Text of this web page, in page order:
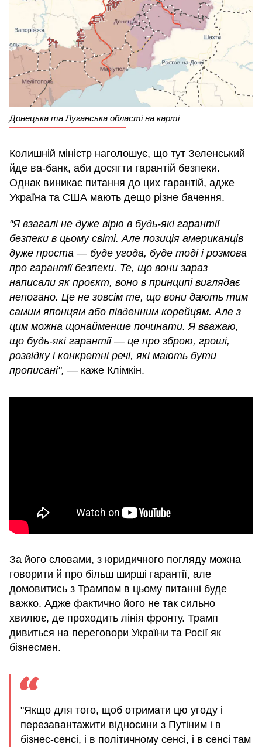
Донецька та Луганська області на карті
Колишній міністр наголошує, що тут Зеленський
йде ва-банк, аби досягти гарантій безпеки.
Однак виникає питання до цих гарантій, адже
Україна та США мають дещо різне бачення.
"Я взагалі не дуже вірю в будь-які гарантії
безпеки в цьому світі. Але позиція американців
дуже проста — буде угода, буде тоді і розмова
про гарантії безпеки. Те, що вони зараз
написали як проєкт, воно в принципі виглядає
непогано. Це не зовсім те, що вони дають тим
самим японцям або південним корейцям. Але з
цим можна щонайменше починати. Я вважаю,
що будь-які гарантії — це про зброю, гроші,
розвідку і конкретні речі, які мають бути
прописані", — каже Клімкін.
За його словами, з юридичного погляду можна
говорити й про більш ширші гарантії, але
домовитись з Трампом в цьому питанні буде
важко. Адже фактично його не так сильно
хвилює, де проходить лінія фронту. Трамп
дивиться на переговори України та Росії як
бізнесмен.
"Якщо для того, щоб отримати цю угоду і
перезавантажити відносини з Путіним і в
бізнес-сенсі, і в політичному сенсі, і в сенсі там